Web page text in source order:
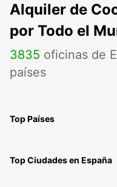
Alquiler de
por Todo el
3835 oficinas de
países
Top Países
Top Ciudades en España